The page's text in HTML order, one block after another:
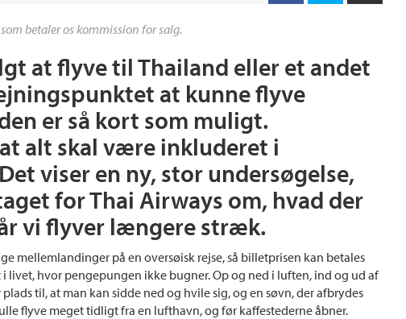
betaler os kommission for salg.
at flyve til Thailand eller et andet
at kunne flyve
er så kort som muligt.
alt skal være inkluderet i
viser en ny, stor undersøgelse,
for Thai Airways om, hvad der
vi flyver længere stræk.
mellemlandinger på en oversøisk rejse, så billetprisen kan betales
livet, hvor pengepungen ikke bugner. Op og ned i luften, ind og ud af
til, at man kan sidde ned og hvile sig, og en søvn, der afbrydes
flyve meget tidligt fra en lufthavn, og før kaffestederne åbner.